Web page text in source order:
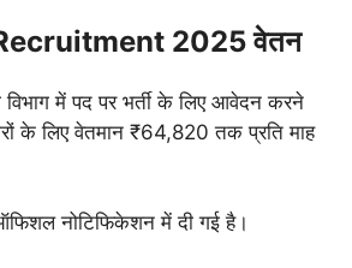
2025 वेतन
में पद पर भर्ती के लिए आवेदन करने
के लिए वेतमान ₹64,820 तक प्रति माह
नोटिफिकेशन में दी गई है।